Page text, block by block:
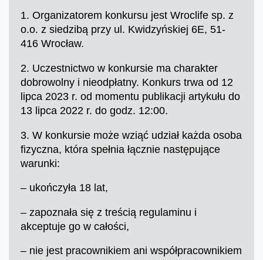
1. Organizatorem konkursu jest Wroclife sp. z
o.o. z siedzibą przy ul. Kwidzyńskiej 6E, 51-
416 Wrocław.
2. Uczestnictwo w konkursie ma charakter
dobrowolny i nieodpłatny. Konkurs trwa od 12
lipca 2023 r. od momentu publikacji artykułu do
13 lipca 2022 r. do godz. 12:00.
3. W konkursie może wziąć udział każda osoba
fizyczna, która spełnia łącznie następujące
warunki:
– ukończyła 18 lat,
– zapoznała się z treścią regulaminu i
akceptuje go w całości,
– nie jest pracownikiem ani współpracownikiem